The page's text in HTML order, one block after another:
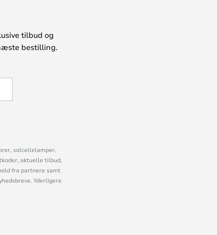
tilbud og
bestilling.
solcellelamper,
aktuelle tilbud,
fra partnere samt
Yderligere